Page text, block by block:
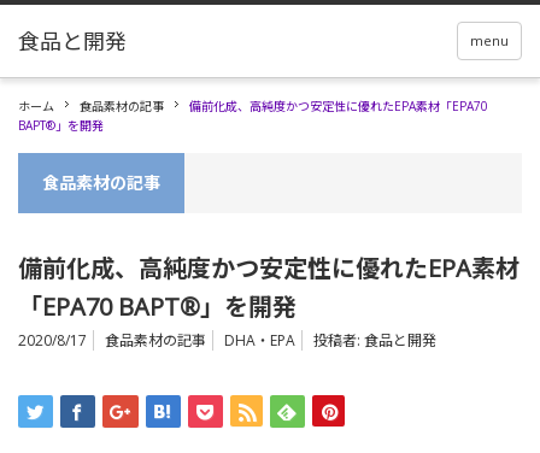
menu
ホーム 食品素材の記事
備前化成、高純度かつ安定性に優れたEPA素材「EPA70
BAPT®」を開発
食品素材の記事
備前化成、高純度かつ安定性に優れたEPA素材
「EPA70 BAPT®」を開発
2020/8/17 食品素材の記事 DHA・EPA 投稿者: 食品と開発